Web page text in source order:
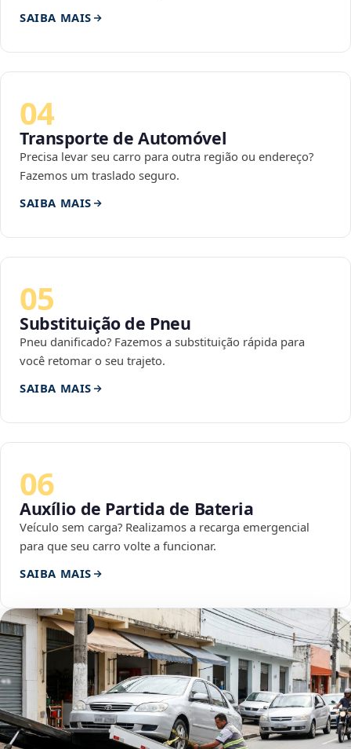
SAIBA MAIS
04
Transporte de Automóvel
Precisa levar seu carro para outra região ou endereço?
Fazemos um traslado seguro.
SAIBA MAIS
05
Substituição de Pneu
Pneu danificado? Fazemos a substituição rápida para
você retomar o seu trajeto.
SAIBA MAIS
06
Auxílio de Partida de Bateria
Veículo sem carga? Realizamos a recarga emergencial
para que seu carro volte a funcionar.
SAIBA MAIS